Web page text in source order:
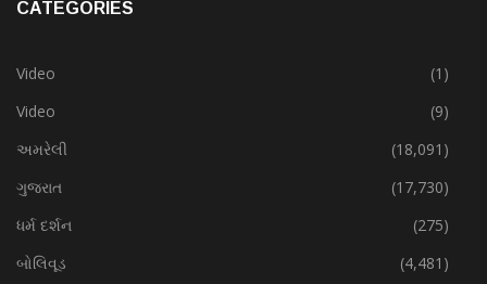
CATEGORIES
Video
(1)
Video
(9)
અમરેલી
(18,091)
ગુજરાત
(17,730)
ધર્મ દર્શન
(275)
બોલિવૂડ
(4,481)